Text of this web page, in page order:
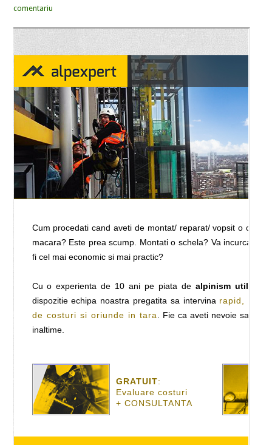
comentariu